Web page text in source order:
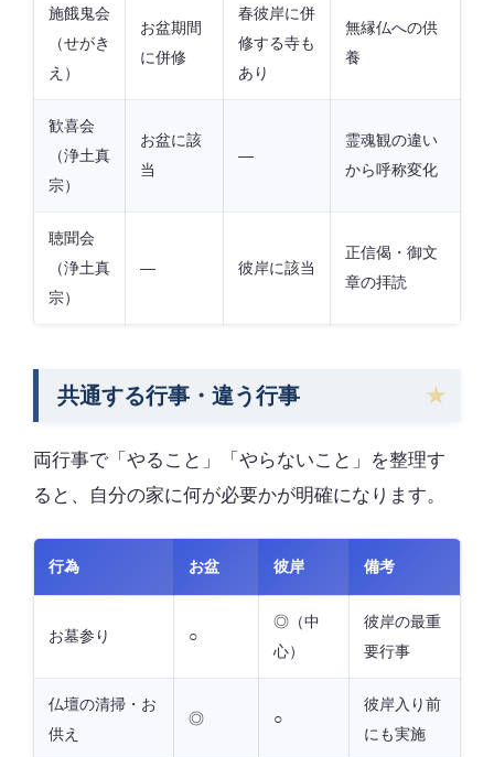
施餓鬼会
（せがき
え）
お盆期間
に併修
春彼岸に併
修する寺も
あり
無縁仏への供
養
歓喜会
（浄土真
宗）
お盆に該
当
—
霊魂観の違い
から呼称変化
聴聞会
（浄土真
宗）
— 彼岸に該当
正信偈・御文
章の拝読
共通する行事・違う行事
両行事で「やること」「やらないこと」を整理す
ると、自分の家に何が必要かが明確になります。
行為 お盆 彼岸 備考
お墓参り ○
◎（中
心）
彼岸の最重
要行事
仏壇の清掃・お
供え
◎ ○
彼岸入り前
にも実施